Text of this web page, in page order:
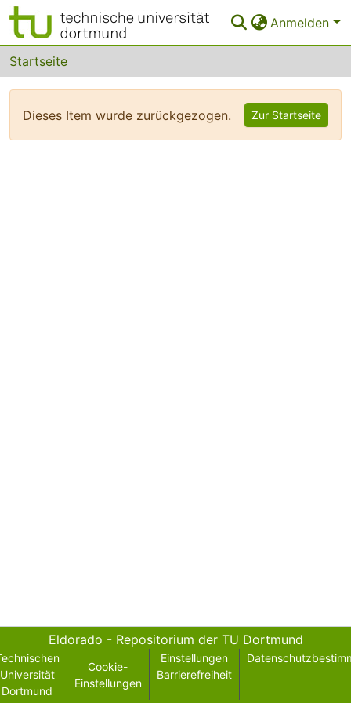
Anmelden
Bereiche & Sammlungen
Das gesamte Repositorium
FAQ
Startseite
Dieses Item wurde zurückgezogen. Zur Startseite
Eldorado - Repositorium der TU Dortmund
Universität
Dortmund
Cookie-
Einstellungen
Einstellungen
Barrierefreiheit